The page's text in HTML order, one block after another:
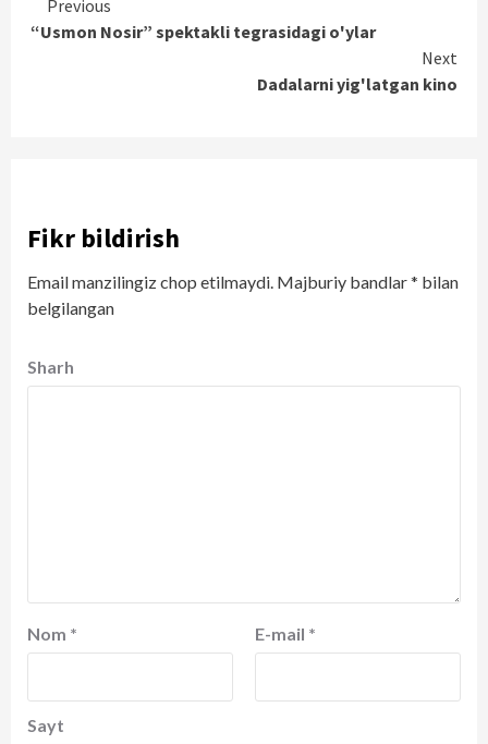
Continue
Reading
Previous
“Usmon Nosir” spektakli tegrasidagi o'ylar
Next
Dadalarni yig'latgan kino
Fikr bildirish
Email manzilingiz chop etilmaydi. Majburiy bandlar* bilan
belgilangan
Sharh
Nom * E-mail *
Sayt